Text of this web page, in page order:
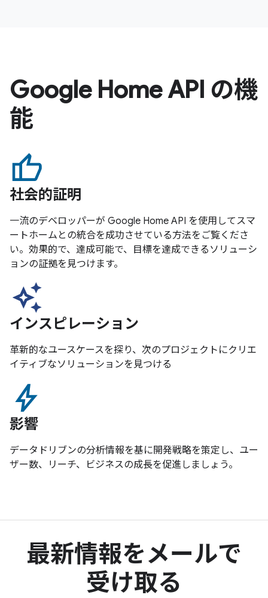
Google Home API の機
能
社会的証明
一流のデベロッパーが Google Home API を使用してスマ
ートホームとの統合を成功させている方法をご覧くださ
い。効果的で、達成可能で、目標を達成できるソリューシ
ョンの証拠を見つけます。
インスピレーション
革新的なユースケースを探り、次のプロジェクトにクリエ
イティブなソリューションを見つける
影響
データドリブンの分析情報を基に開発戦略を策定し、ユー
ザー数、リーチ、ビジネスの成長を促進しましょう。
最新情報をメールで
受け取る